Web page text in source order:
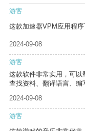
游客
这款加速器VPM应用程
2024-09-08
游客
这款软件非常实用，可
查找资料、翻译语言、编
2024-09-08
游客